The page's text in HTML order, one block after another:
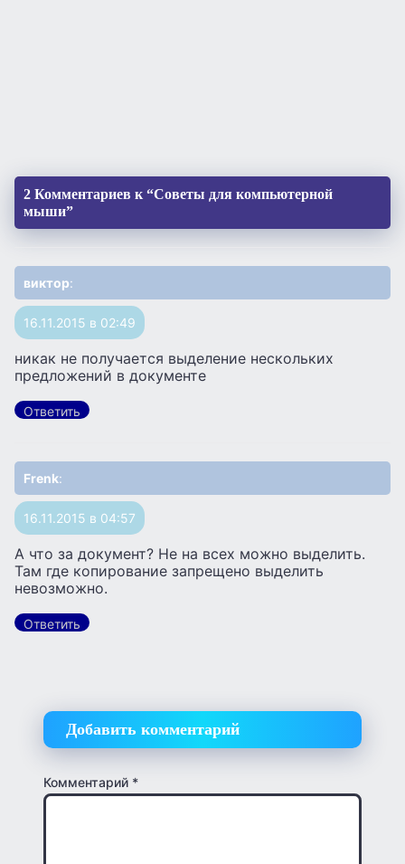
2 Комментариев к “Советы для компьютерной
мыши”
виктор:
16.11.2015 в 02:49
никак не получается выделение нескольких
предложений в документе
Ответить
Frenk:
16.11.2015 в 04:57
А что за документ? Не на всех можно выделить.
Там где копирование запрещено выделить
невозможно.
Ответить
Добавить комментарий
Комментарий *